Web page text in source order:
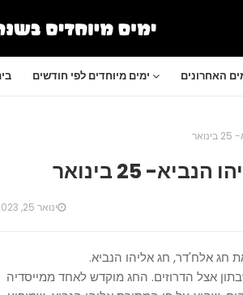
ימים מיוחדים לפי חודשים האחרונים
25 בינואר
ינואר 25, 2023
והוא נחשב כיום שבתון אצל הדרוזים. החג מוקדש לאחד ממייסדיה